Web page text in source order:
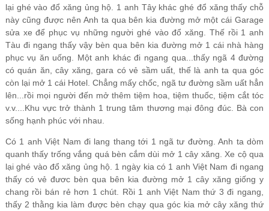
lại ghé vào đổ xăng ủng hộ. 1 anh Tây khác ghé đổ xăng thấy chỗ
này cũng được nên Anh ta qua bên kia đường mở một cái Garage
sửa xe để phục vụ những người ghé vào đổ xăng. Thế rồi 1 anh
Tàu đi ngang thấy vậy bèn qua bên kia đường mở 1 cái nhà hàng
phục vụ ăn uống. Một anh khác đi ngang qua...thấy ngã 4 đường
có quán ăn, cây xăng, gara có vẻ sầm uất, thế là anh ta qua góc
còn lại mở 1 cái Hotel. Chẳng mấy chốc, ngã tư đường sầm uất hẳn
lên...rồi mọi người đến mở thêm tiệm hoa, tiệm thuốc, tiệm cắt tóc
v.v....Khu vực trở thành 1 trung tâm thương mại đông đúc. Bà con
Có 1 anh Việt Nam đi lang thang tới 1 ngã tư đường. Anh ta dòm
quanh thấy trống vắng quá bèn cắm dùi mở 1 cây xăng. Xe cộ qua
lại ghé vào đổ xăng ủng hộ. 1 ngày kia có 1 anh Việt Nam đi ngang
thấy có vẻ đươc bèn qua bên kia đường mở 1 cây xăng giống y
chang rồi bán rẻ hơn 1 chút. Rồi 1 anh Việt Nam thứ 3 đi ngang,
thấy 2 thằng kia làm được bèn chạy qua góc kia mở cây xăng thứ